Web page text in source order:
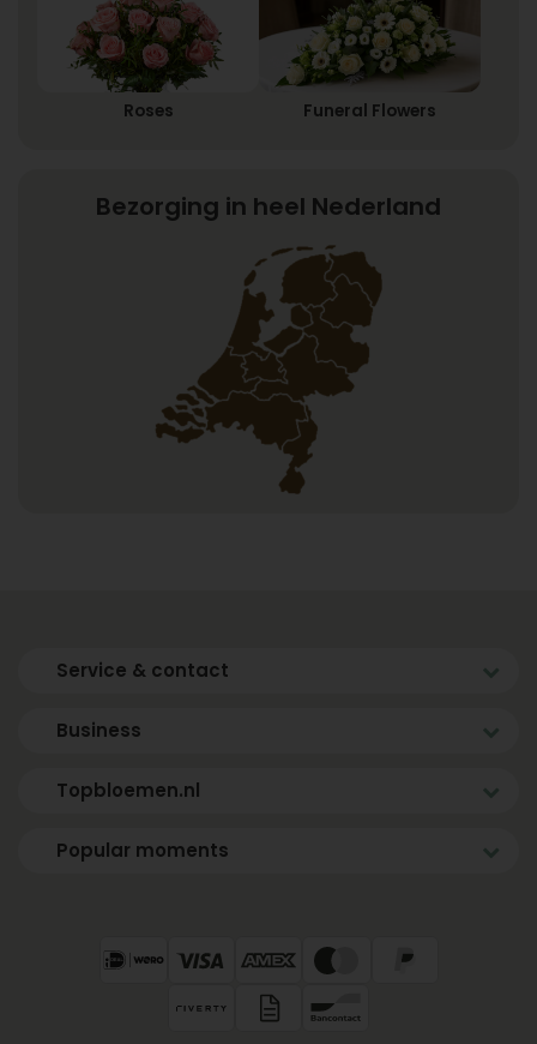
Roses Funeral Flowers
Bezorging in heel Nederland
Service & contact
Business
Topbloemen.nl
Popular moments